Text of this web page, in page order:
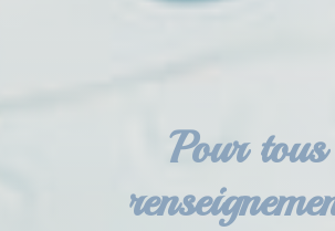
Pour tous